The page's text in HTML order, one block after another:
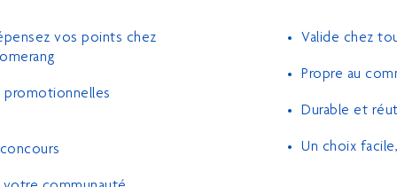
vos points chez
promotionnelles
Valide chez
Propre au
Durable et
Un choix